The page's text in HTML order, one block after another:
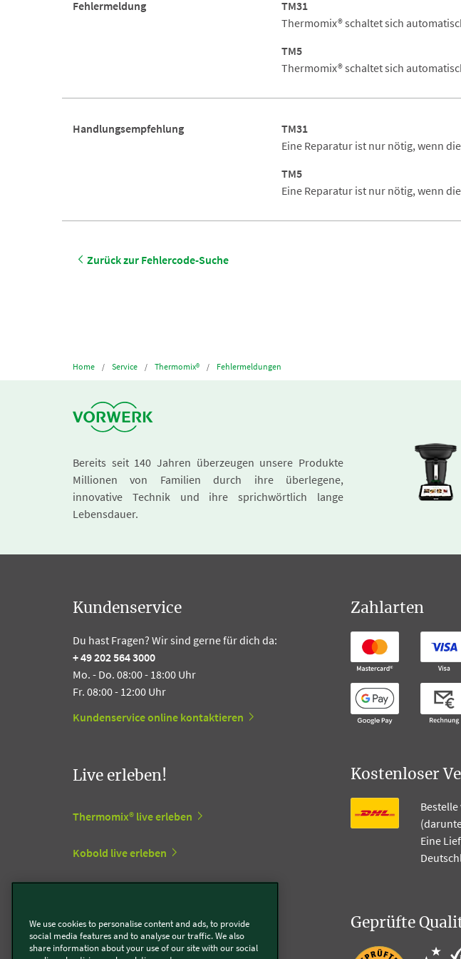
Fehlermeldung
TM31
Thermomix® schaltet sich
TM5
Thermomix® schaltet sich
Handlungsempfehlung
TM31
Eine Reparatur ist nur nötig, wenn
TM5
Eine Reparatur ist nur nötig, wenn
Zurück zur Fehlercode-Suche
Home Service Thermomix® Fehlermeldungen
Bereits seit 140 Jahren überzeugen unsere Produkte
Millionen von Familien durch ihre überlegene,
innovative Technik und ihre sprichwörtlich lange
Lebensdauer.
Kundenservice
Du hast Fragen? Wir sind gerne für dich da:
+ 49 202 564 3000
Mo. - Do. 08:00 - 18:00 Uhr
Fr. 08:00 - 12:00 Uhr
Kundenservice online kontaktieren
Live erleben!
Thermomix® live erleben
Kobold live erleben
Support Center
Zahlarten
Kostenloser
Eine
Geprüfte
We use cookies to personalise content and ads, to provide
social media features and to analyse our traffic. We also
share information about your use of our site with our social